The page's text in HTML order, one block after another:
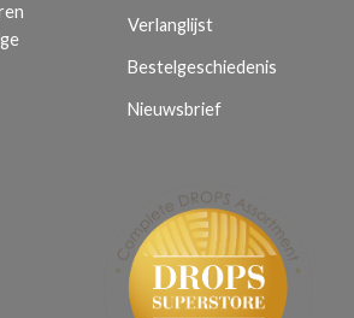
Verlanglijst
Bestelgeschiedenis
Nieuwsbrief